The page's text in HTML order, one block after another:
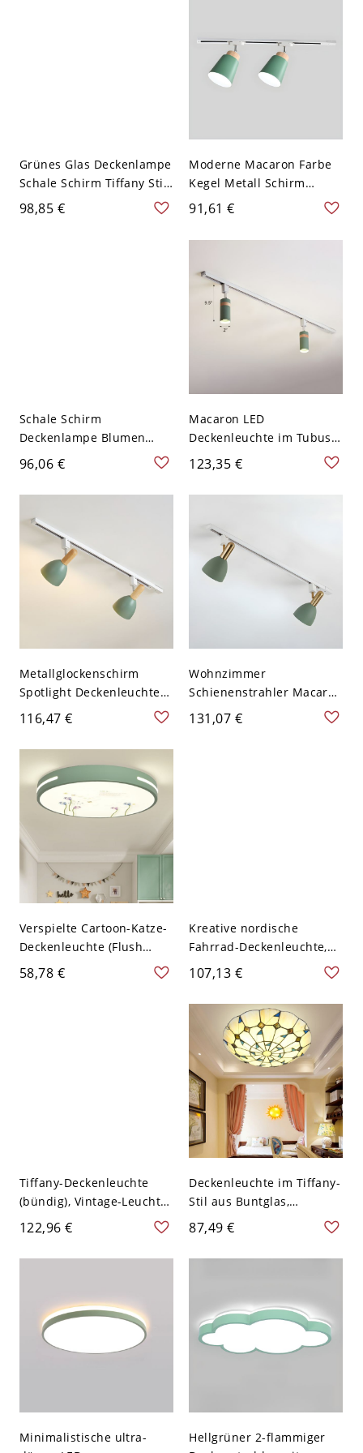
Grünes Glas Deckenlampe
Schale Schirm Tiffany Stil
Libelle Muster 3-Birne
Deckenleuchte - Grün
98,85 €
Moderne Macaron Farbe
Kegel Metall Schirm
Halbdeckenlampe Linear
Bahn Baldachin
Deckenleuchte - 2 Grün
91,61 €
Schale Schirm
Deckenlampe Blumen
Muster Buntes Glas
Tiffany Stil 3-Birne
Deckenleuchte - Grün
96,06 €
Macaron LED
Deckenleuchte im Tubus-
Stil, metallisches
Schlafzimmer-Semi-Flush-
Deckenleuchten-Fixture -
123,35 €
Metallglockenschirm
Spotlight Deckenleuchte
Macaron
Halbflächenmontage
Beleuchtung für
Wohnzimmer - 110V-120V
2 Grün
116,47 €
Wohnzimmer
Schienenstrahler Macaron
Messing
Halbflächenleuchte mit
131,07 €
Verspielte Cartoon-Katze-
Deckenleuchte (Flush
Mount), runde Acryl-LED-
Leuchte fürs
58,78 €
Kreative nordische
Fahrrad-Deckenleuchte,
LED-Deckenlampe für
Kinderzimmer &
Babyzimmer - 110V-120V
Grün Warm
107,13 €
Tiffany-Deckenleuchte
(bündig), Vintage-Leuchte
aus Buntglas mit
Metallsockel für
Schlafzimmer und
122,96 €
Deckenleuchte im Tiffany-
Stil aus Buntglas,
handgefertigter
geometrischer
Kunstschirm für
120V Grün 30,48 cm
87,49 €
Minimalistische ultra-
Hellgrüner 2-flammiger